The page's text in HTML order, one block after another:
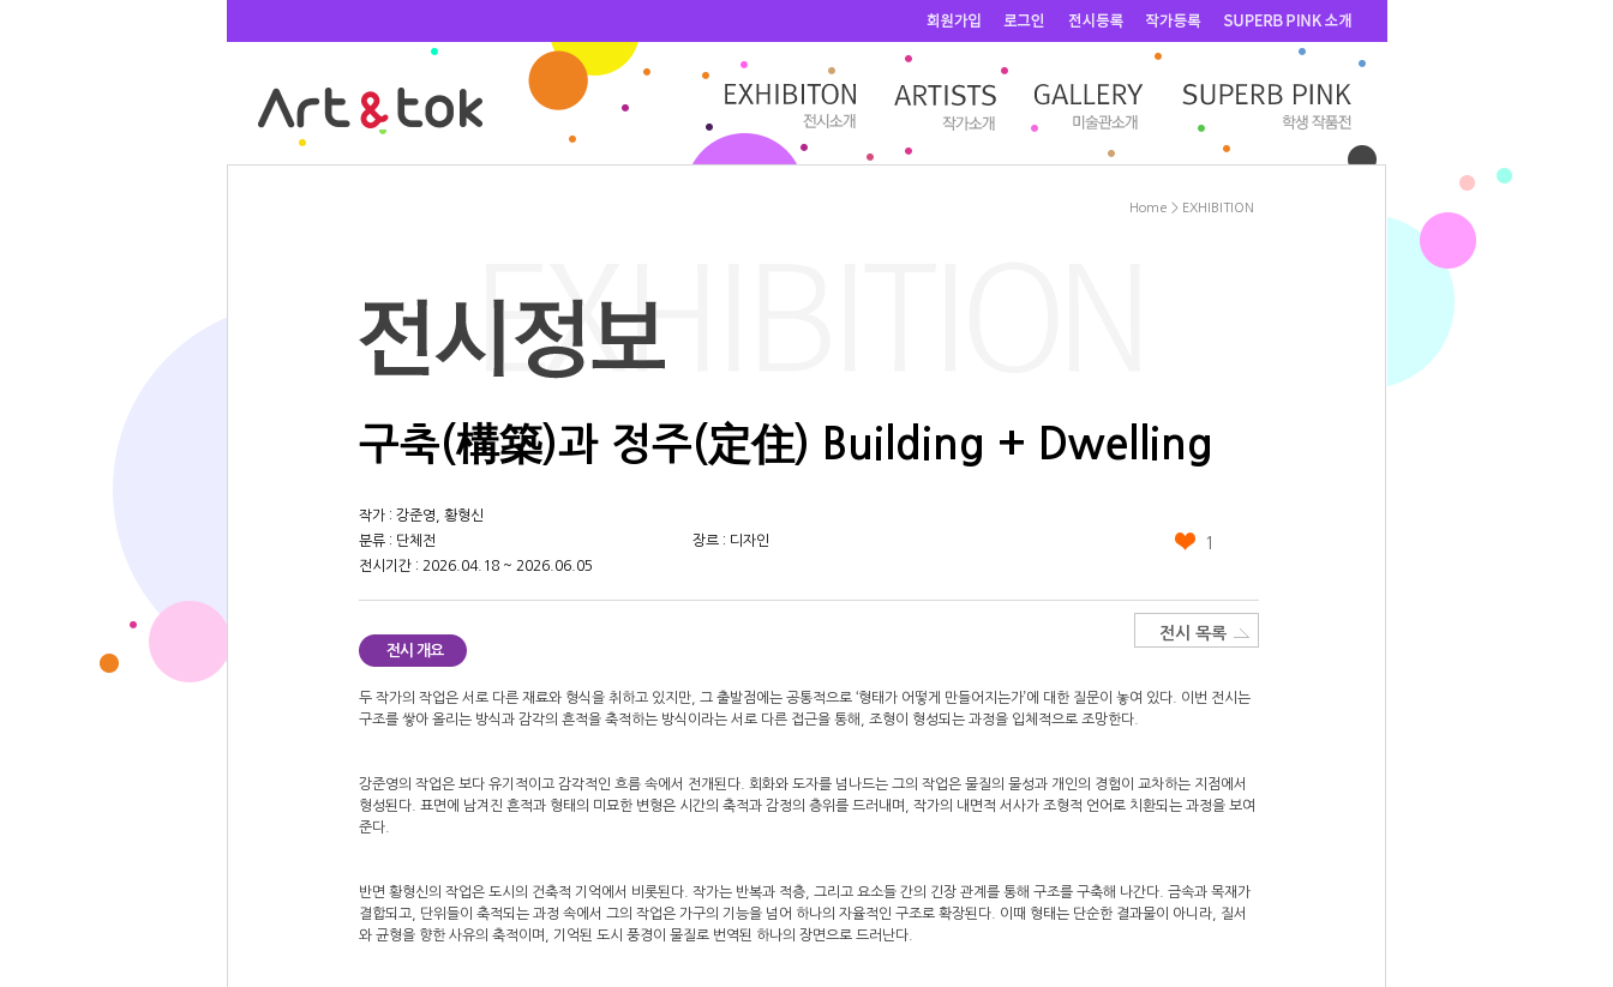
Home > EXHIBITION
구축(構築)과 정주(定住) Building + Dwelling
작가 : 강준영, 황형신
분류 : 단체전
장르 : 디자인 1
전시기간 : 2026.04.18 ~ 2026.06.05
전시 개요
두 작가의 작업은 서로 다른 재료와 형식을 취하고 있지만, 그 출발점에는 공통적으로 ‘형태가 어떻게 만들어지는가’에 대한 질문이 놓여 있다. 이번 전시는
구조를 쌓아 올리는 방식과 감각의 흔적을 축적하는 방식이라는 서로 다른 접근을 통해, 조형이 형성되는 과정을 입체적으로 조망한다.
강준영의 작업은 보다 유기적이고 감각적인 흐름 속에서 전개된다. 회화와 도자를 넘나드는 그의 작업은 물질의 물성과 개인의 경험이 교차하는 지점에서
형성된다. 표면에 남겨진 흔적과 형태의 미묘한 변형은 시간의 축적과 감정의 층위를 드러내며, 작가의 내면적 서사가 조형적 언어로 치환되는 과정을 보여
준다.
반면 황형신의 작업은 도시의 건축적 기억에서 비롯된다. 작가는 반복과 적층, 그리고 요소들 간의 긴장 관계를 통해 구조를 구축해 나간다. 금속과 목재가
결합되고, 단위들이 축적되는 과정 속에서 그의 작업은 가구의 기능을 넘어 하나의 자율적인 구조로 확장된다. 이때 형태는 단순한 결과물이 아니라, 질서
와 균형을 향한 사유의 축적이며, 기억된 도시 풍경이 물질로 번역된 하나의 장면으로 드러난다.
전시 목록